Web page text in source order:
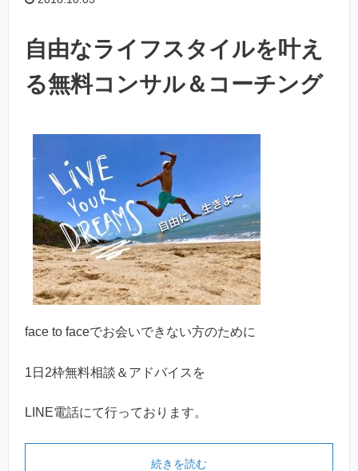
自由なライフスタイルを叶え
る無料コンサル＆コーチング
face to faceでお会いできない方のために
1日2枠無料相談＆アドバイスを
LINE電話にて行っております。
続きを読む